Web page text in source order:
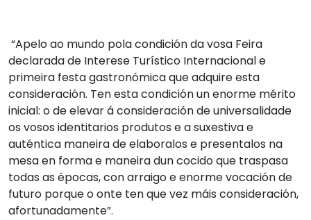
“Apelo ao mundo pola condición da vosa Feira
declarada de Interese Turístico Internacional e
primeira festa gastronómica que adquire esta
consideración. Ten esta condición un enorme mérito
inicial: o de elevar á consideración de universalidade
os vosos identitarios produtos e a suxestiva e
auténtica maneira de elaboralos e presentalos na
mesa en forma e maneira dun cocido que traspasa
todas as épocas, con arraigo e enorme vocación de
futuro porque o onte ten que vez máis consideración,
afortunadamente”.